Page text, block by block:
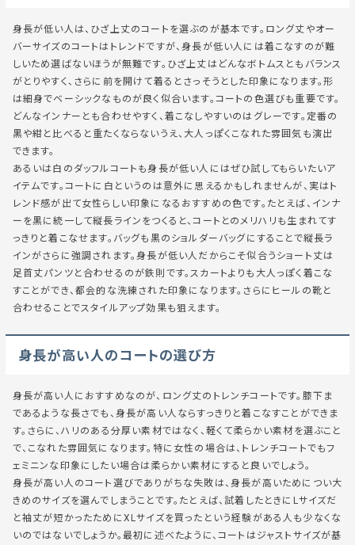
身長が低い人は、ひざ上丈のコートを選ぶのが基本です。ロング丈やオー
バーサイズのコートはトレンドですが、身長が低い人には着こなすのが難
しいため選ばないほうが無難です。ひざ上丈はどんなボトムスともバランス
がとりやすく、さらに前を開けて着るとさっそうとした印象になります。形
は細身でベーシックなものが良く似合います。コートの色選びも重要です。
どんなインナーとも合わせやすく、着こなしやすいのはグレーです。定番の
黒や紺と比べると重たくならないうえ、大人っぽくこなれた雰囲気も演出
できます。
あるいは白のダッフルコートも身長が低い人にはぜひ試してもらいたいア
イテムです。コートに白というのは意外に思えるかもしれませんが、実はト
レンド感が出て女性らしい印象になるおすすめの色です。たとえば、インナ
ーを黒に統一して縦長ラインをつくると、コートとのメリハリも生まれてす
っきりと着こなせます。バッグも黒のショルダーバッグにすることで縦長ラ
インがさらに強調されます。身長が低い人だからこそ似合うショート丈は
足首丈パンツと合わせるのが鉄則です。スカートよりも大人っぽく着こな
すことができ、都会的な洗練された印象になります。さらにヒールの靴と
合わせることでスタイルアップ効果も狙えます。
身長が高い人のコートの選び方
身長が高い人におすすめなのが、ロング丈のトレンチコートです。膝下ま
であるような長さでも、身長が高い人ならすっきりと着こなすことができま
す。さらに、ハリのある分厚い素材ではなく、軽くて柔らかい素材を選ぶこと
で、こなれた雰囲気になります。特に女性の場合は、トレンチコートでもフ
ェミニンな印象にしたい場合は柔らかい素材にすると良いでしょう。
身長が高い人のコート選びでありがちな失敗は、身長が高いためについ大
きめのサイズを選んでしまうことです。たとえば、試着したときにLサイズだ
と袖丈が短かったためにXLサイズを買ったという経験がある人も少なくな
いのではないでしょうか。最初に述べたように、コートはジャストサイズが基